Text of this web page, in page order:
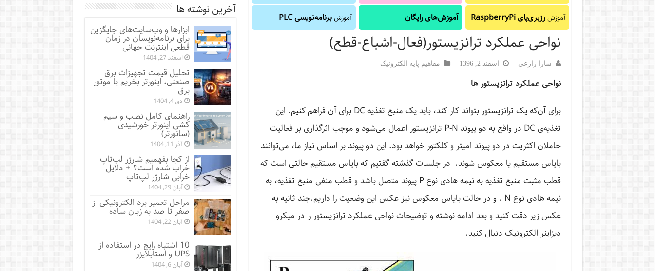
آموزشرزبری‌پای RaspberryPi
آموزش‌های رایگان
آموزشبرنامه‌نویسی PLC
نواحی عملکرد ترانزیستور(فعال-اشباع-قطع)
سارا زارعی اسفند 2, 1396 مفاهیم پایه الکترونیک
نواحی عملکرد ترانزیستور ها
برای آن‌که یک ترانزیستور بتواند کار کند، باید یک منبع تغذیه DC برای آن فراهم کنیم. این
تغذیه‌ی DC در واقع به دو پیوند P-N ترانزیستور اعمال می‌شود و موجب اثرگذاری بر فعالیت
حاملان اکثریت در دو پیوند امیتر و کلکتور خواهد بود. این دو پیوند بر اساس نیاز ما، می‌توانند
بایاس مستقیم یا معکوس شوند. در جلسات گذشته گفتیم که بایاس مستقیم حالتی است که
قطب مثبت منبع تغذیه به نیمه هادی نوع P پیوند متصل باشد و قطب منفی منبع تغذیه، به
نیمه هادی نوع N . و در حالت بایاس معکوس نیز عکس این وضعیت را داریم.چند ثانیه به
عکس زیر دقت کنید و بعد ادامه نوشته و توضیحات نواحی عملکرد ترانزیستور را در میکرو
دیزاینر الکترونیک دنبال کنید.
آخرین نوشته ها
ابزارها و وب‌سایت‌های جایگزین
برای برنامه‌نویسان در زمان
قطعی اینترنت جهانی
اسفند 27, 1404
تحلیل قیمت تجهیزات برق
صنعتی، اینورتر بخریم یا موتور
برق
دی 4, 1404
راهنمای کامل نصب و سیم
کشی اینورتر خورشیدی
(سانورتر)
آذر 11, 1404
از کجا بفهمیم شارژر لپ‌تاپ
خراب شده است؟ + دلایل
خرابی شارژر لپ‌تاپ
آبان 29, 1404
مراحل تعمیر برد الکترونیکی از
صفر تا صد به زبان ساده
آبان 22, 1404
10 اشتباه رایج در استفاده از
UPS و استابلایزر
آبان 6, 1404